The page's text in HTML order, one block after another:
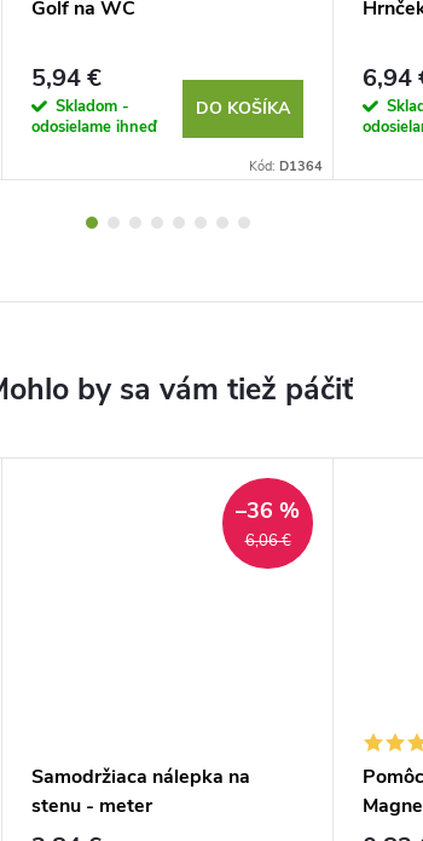
Golf na WC
5,94 €
Skladom -
odosielame ihneď
DO KOŠÍKA
Kód: D1364
6,94
6,06 €
–36 %
Samodržiaca nálepka na
stenu - meter